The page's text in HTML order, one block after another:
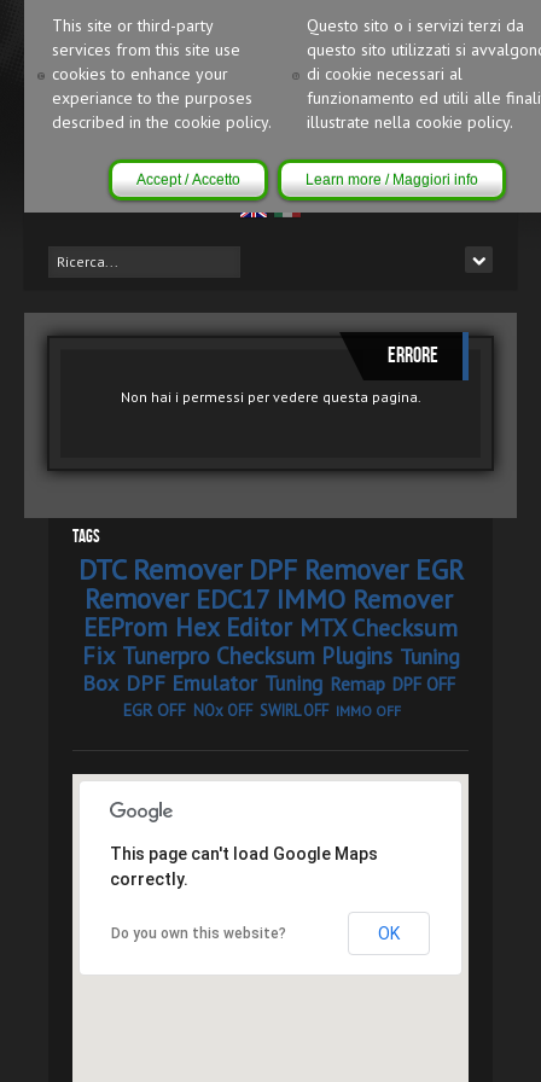
This site or third-party
services from this site use
cookies to enhance your
experiance to the purposes
described in the cookie policy.
Questo sito o i servizi terzi da
questo sito utilizzati si
di cookie necessari al
funzionamento ed utili alle
illustrate nella cookie policy.
Accept / Accetto Learn more / Maggiori info
Errore
Non hai i permessi per vedere questa pagina.
Tags
DTC Remover DPF Remover EGR
Remover EDC17 IMMO Remover
EEProm Hex Editor MTX Checksum
Fix Tunerpro Checksum Plugins Tuning
Box DPF Emulator Tuning Remap DPF OFF
EGR OFF NOx OFF SWIRL OFF IMMO OFF
This page can't load Google Maps
correctly.
Do you own this website? OK